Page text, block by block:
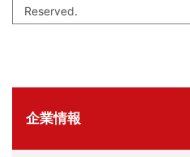
Reserved.
企業情報